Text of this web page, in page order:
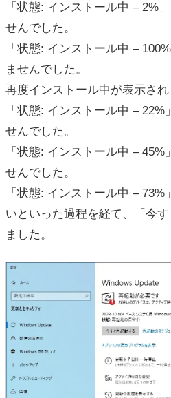
「状態: インストール中 – 2%
せんでした。
「状態: インストール中 –
ませんでした。
再度インストール中が表示され
「状態: インストール中 –
せんでした。
「状態: インストール中 –
せんでした。
「状態: インストール中 –
いといった過程を経て、「今
ました。